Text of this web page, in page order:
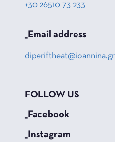
+30 26510 73 233
_Email address
diperiftheat@ioannina.gr
FOLLOW US
_Facebook
_Instagram